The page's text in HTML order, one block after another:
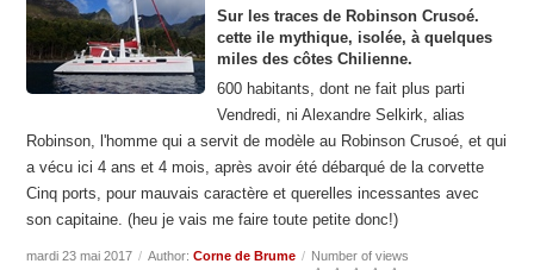
Sur les traces de Robinson Crusoé.
cette ile mythique, isolée, à quelques
miles des côtes Chilienne.
600 habitants, dont ne fait plus parti
Vendredi, ni Alexandre Selkirk, alias
Robinson, l'homme qui a servit de modèle au Robinson Crusoé, et qui
a vécu ici 4 ans et 4 mois, après avoir été débarqué de la corvette
Cinq ports, pour mauvais caractère et querelles incessantes avec
son capitaine. (heu je vais me faire toute petite donc!)
mardi 23 mai 2017 / Author:Corne de Brume / Number of views